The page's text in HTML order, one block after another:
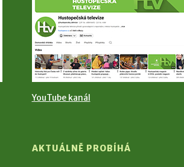
YouTube kanál
AKTUÁLNĚ PROBÍHÁ